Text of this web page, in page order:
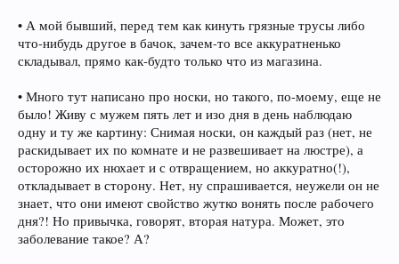
• А мой бывший, перед тем как кинуть грязные трусы либо
что-нибудь другое в бачок, зачем-то все аккуратненько
складывал, прямо как-будто только что из магазина.
• Много тут написано про носки, но такого, по-моему, еще не
было! Живу с мужем пять лет и изо дня в день наблюдаю
одну и ту же картину: Снимая носки, он каждый раз (нет, не
раскидывает их по комнате и не развешивает на люстре), а
осторожно их нюхает и с отвращением, но аккуратно(!),
откладывает в сторону. Нет, ну спрашивается, неужели он не
знает, что они имеют свойство жутко вонять после рабочего
дня?! Но привычка, говорят, вторая натура. Может, это
заболевание такое? А?